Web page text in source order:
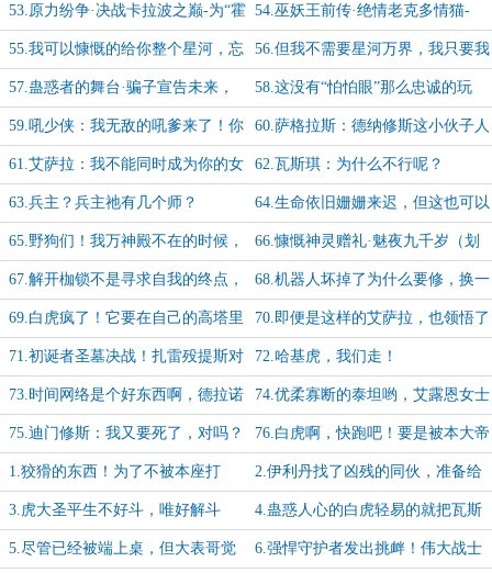
也牛！看看谁才是“牛之道途”的王 整挺好”兄弟加更【8/10】
53.原力纷争·决战卡拉波之巅-为“霍
整挺好”兄弟加更【9/10】
54.巫妖王前传·绝情老克多情猫-
为“霍整挺好”兄弟加更【10/10】
55.我可以慷慨的给你整个星河，忘
记那只蠢猫吧！
56.但我不需要星河万界，我只要我
的猫！
57.蛊惑者的舞台·骗子宣告未来，
猛虎把握现在
58.这没有“怕怕眼”那么忠诚的玩
意，但有同样酷炫的“地狱之门”平替
哦
59.吼少侠：我无敌的吼爹来了！你
们这些恶魔崽子死定了！
60.萨格拉斯：德纳修斯这小伙子人
不错，就是欠了点火候
61.艾萨拉：我不能同时成为你的女
王、猎物、你最好的朋友和最坏的敌
人
62.瓦斯琪：为什么不行呢？
63.兵主？兵主祂有几个师？ 64.生命依旧姗姗来迟，但这也可以
说是压轴登场
65.野狗们！我万神殿不在的时候，
听说你们很嚣张啊！
66.慷慨神灵赠礼·魅夜九千岁（划
掉）魅夜之王回归了它忠诚的炽蓝仙
野
67.解开枷锁不是寻求自我的终点，
那只是拥抱世界的第一步
68.机器人坏掉了为什么要修，换一
批就好了呀
69.白虎疯了！它要在自己的高塔里
办“天下第一武道会”！
70.即便是这样的艾萨拉，也领悟了
悲伤
71.初诞者圣墓决战！扎雷殁提斯对
掏！赢得成神，输的永寂
72.哈基虎，我们走！
73.时间网络是个好东西啊，德拉诺
如此危机四伏肯定也得整上！
74.优柔寡断的泰坦哟，艾露恩女士
的耐心用尽啦
75.迪门修斯：我又要死了，对吗？ 76.白虎啊，快跑吧！要是被本大帝
追上可就要嘿嘿嘿啦
1.狡猾的东西！为了不被本座打
死，居然假装被挫骨扬灰吗？
2.伊利丹找了凶残的同伙，准备给
可怜的圣光之母组个杀猪盘
3.虎大圣平生不好斗，唯好解斗 4.蛊惑人心的白虎轻易的就把瓦斯
琪钓成了翘嘴
5.尽管已经被端上桌，但大表哥觉 6.强悍守护者发出挑衅！伟大战士